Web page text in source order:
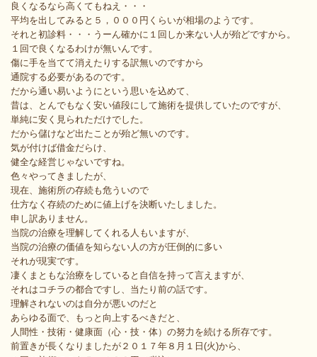
良くなるなら高くてもねえ・・・
平均を出してみると５，０００円くらいが相場のようです。
それと初診料・・・うーん確かに１回しか来ない人が殆どですから。
１回で良くなるわけが無いんです。
傷に手を当てて消えたりする訳無いのですから
通院する必要があるのです。
だから通い易いようにという思いを込めて、
昔は、とんでもなく安い値段にして施術を提供していたのですが、
単純に安く見られただけでした。
だから儲けなど出たことが殆ど無いのです。
気が付けば借金だらけ、
健全な経営じゃないですね。
色々やってきましたが、
現在、施術所の存続も危ういので
仕方なく存続のために値上げを決断いたしました。
申し訳ありません。
当院の治療を理解してくれる人もいますが、
当院の治療の価値を知らない人の方が圧倒的に多い
それが現実です。
凄くまともな治療をしていると自信を持って言えますが、
それはコチラの都合ですし、当たり前の話です。
理解されないのは自分が悪いのだと
あらゆる面で、もっと向上するべきだと、
人間性・技術・健康面（心・技・体）の努力を続ける所存です。
前置きが長くなりましたが２０１７年８月１日(火)から、